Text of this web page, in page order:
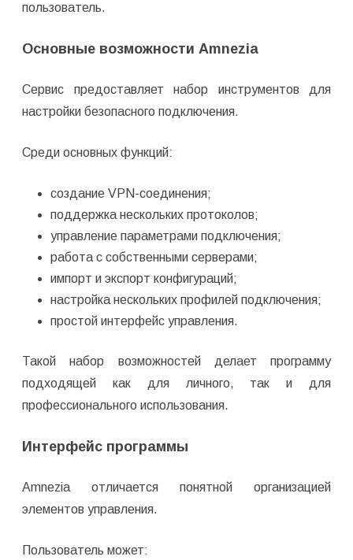
пользователь.
Основные возможности Amnezia
Сервис предоставляет набор инструментов для
настройки безопасного подключения.
Среди основных функций:
создание VРN-соединения;
поддержка нескольких протоколов;
управление параметрами подключения;
работа с собственными серверами;
импорт и экспорт конфигураций;
настройка нескольких профилей подключения;
простой интерфейс управления.
Такой набор возможностей делает программу
подходящей как для личного, так и для
профессионального использования.
Интерфейс программы
Amnezia отличается понятной организацией
элементов управления.
Пользователь может: